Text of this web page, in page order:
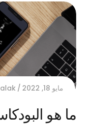
مايو 18, 2022
ما هو